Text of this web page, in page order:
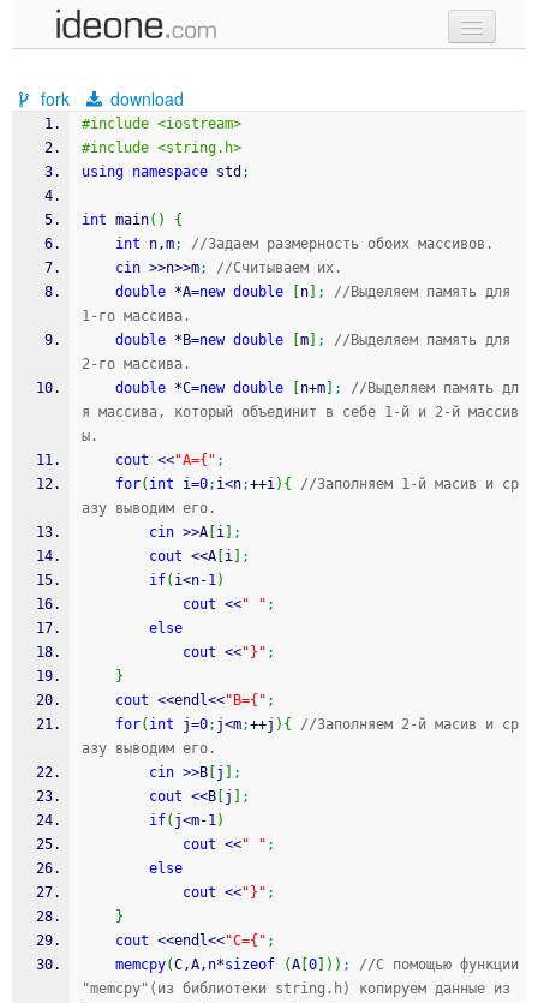
samples
recent codes
sign in
fork download
#include <iostream>
#include <string.h>
using namespace std ;
int main( )
{
int n,m;
//Задаем размерность обоих массивов.
cin >>n>>m;
//Считываем их.
double *A=new double n ;
//Выделяем память для
1-го массива.
double * B=new double m ;
//Выделяем память для
2-го массива.
double *C=new double n+m ;
//Выделяем память дл
я массива, который объединит в себе 1-й и 2-й массив
ы.
cout <<"A={" ;
for( int i=0; i<n;++i) {
//Заполняем 1-й масив и ср
азу выводим его.
cin >>A i
;
cout <<A i
;
if( i<n-1)
cout <<" " ;
else
cout <<"}" ;
}
cout <<endl<<"B={" ;
for( int j=0; j<m;++j ) {
//Заполняем 2-й масив и ср
азу выводим его.
cin >>B j
;
cout <<B j
;
if( j<m-1)
cout <<" " ;
else
cout <<"}" ;
}
cout <<endl<<"C={" ;
memcpy(C,A,n*sizeof (A 0 ) ) ;
//С помощью функции
"memcpy"(из библиотеки string.h) копируем данные из